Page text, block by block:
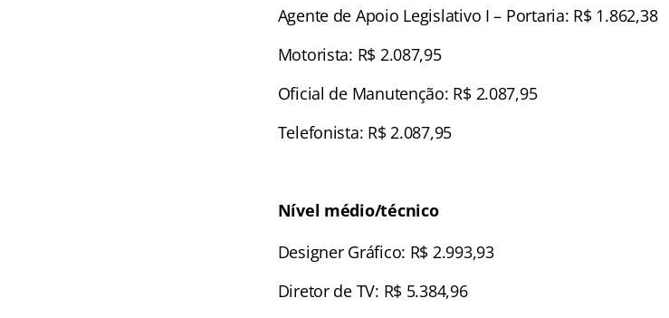
Agente de Apoio Legislativo I – Portaria: R$ 1.862,38
Motorista: R$ 2.087,95
Oficial de Manutenção: R$ 2.087,95
Telefonista: R$ 2.087,95
Nível médio/técnico
Designer Gráfico: R$ 2.993,93
Diretor de TV: R$ 5.384,96